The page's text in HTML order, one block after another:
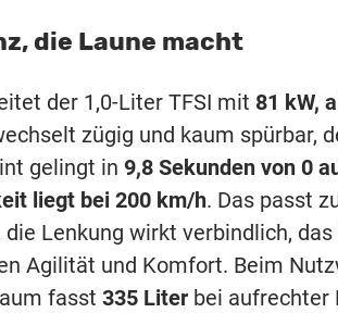
die Laune macht
der 1,0-Liter TFSI mit 81 kW,
zügig und kaum spürbar,
gelingt in 9,8 Sekunden von 0
liegt bei 200 km/h. Das passt
Lenkung wirkt verbindlich,
Agilität und Komfort. Beim
fasst 335 Liter bei aufrechter